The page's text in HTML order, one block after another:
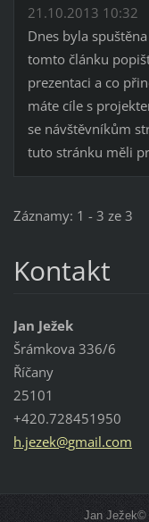
21.10.2013 10:32
Dnes byla
tomto článku
prezentaci a co
máte cíle s
se návštěvníkům
tuto stránku měli
Záznamy: 1 - 3 ze 3
Kontakt
Jan Ježek
Šrámkova 336/6
Říčany
25101
+420.728451950
h.jezek@gmail.com
Jan Ježek©